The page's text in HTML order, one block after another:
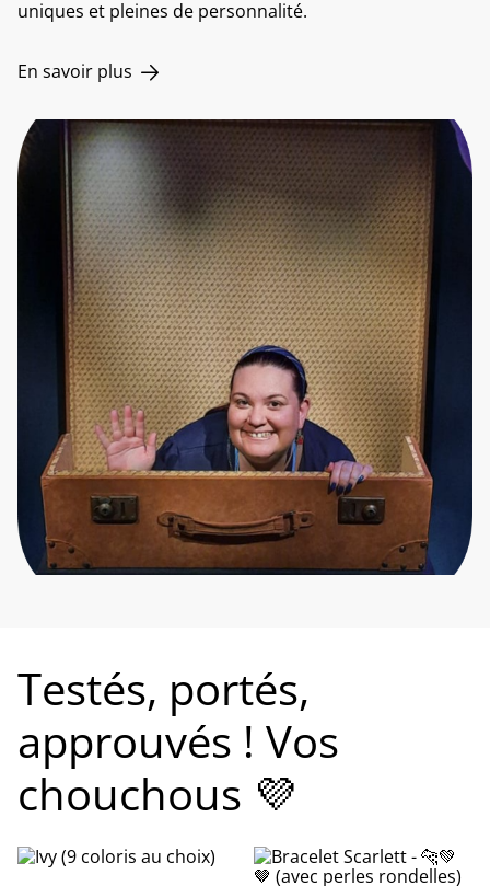
uniques et pleines de personnalité.
En savoir plus
Testés, portés,
approuvés ! Vos
chouchous 💜